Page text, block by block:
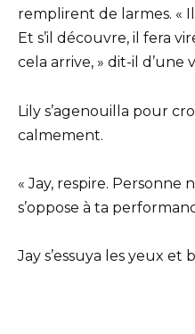
remplirent de larmes. «
Et s’il découvre, il fera
cela arrive, » dit-il d’une
Lily s’agenouilla pour
calmement.
« Jay, respire. Personne
s’oppose à ta
Jay s’essuya les yeux et